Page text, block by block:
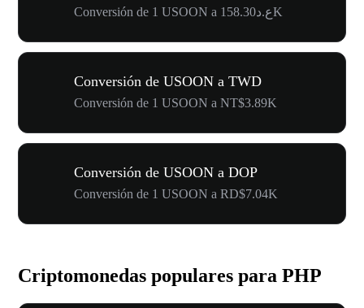
Conversión de 1 USOON a ع.د158.30K
Conversión de USOON a TWD
Conversión de 1 USOON a NT$3.89K
Conversión de USOON a DOP
Conversión de 1 USOON a RD$7.04K
Criptomonedas populares para PHP